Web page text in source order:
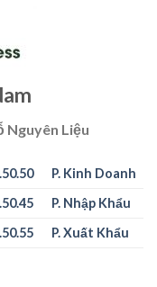
Nguyên Liệu
P. Kinh Doanh
P. Nhập Khẩu
P. Xuất Khẩu